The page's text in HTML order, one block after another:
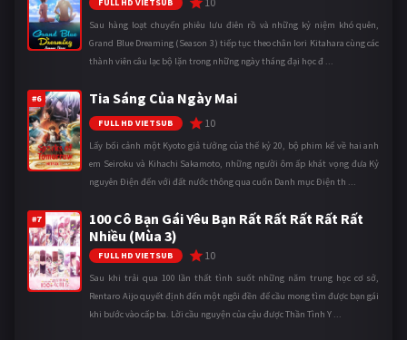
Sau hàng loạt chuyến phiêu lưu điên rồ và những kỷ niệm khó quên,
Grand Blue Dreaming (Season 3) tiếp tục theo chân Iori Kitahara cùng các
thành viên câu lạc bộ lặn trong những ngày tháng đại học đ ...
#6 Tia Sáng Của Ngày Mai
FULL HD VIETSUB 10
Lấy bối cảnh một Kyoto giả tưởng của thế kỷ 20, bộ phim kể về hai anh
em Seiroku và Kihachi Sakamoto, những người ôm ấp khát vọng đưa Kỷ
nguyên Điện đến với đất nước thông qua cuốn Danh mục Điện th ...
#7
100 Cô Bạn Gái Yêu Bạn Rất Rất Rất Rất Rất
Nhiều (Mùa 3)
FULL HD VIETSUB 10
Sau khi trải qua 100 lần thất tình suốt những năm trung học cơ sở,
Rentaro Aijo quyết định đến một ngôi đền để cầu mong tìm được bạn gái
khi bước vào cấp ba. Lời cầu nguyện của cậu được Thần Tình Y ...